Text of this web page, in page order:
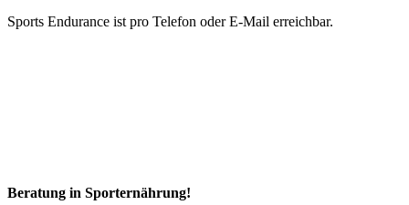
Sports Endurance ist pro Telefon oder E-Mail erreichbar.
Beratung in Sporternährung!